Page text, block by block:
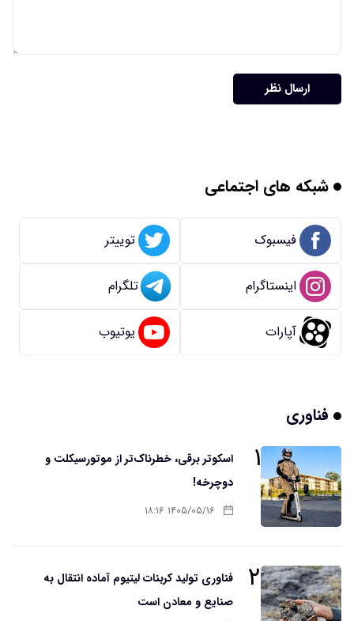
ارسال نظر
شبکه های اجتماعی
فیسبوک توییتر
اینستاگرام تلگرام
آپارات یوتیوب
فناوری
۱
اسکوتر برقی، خطرناک‌تر از موتورسیکلت و
دوچرخه!
۱۴۰۵/۰۵/۱۶ ۱۸:۱۶
۲
فناوری تولید کربنات لیتیوم آماده انتقال به
صنایع و معادن است